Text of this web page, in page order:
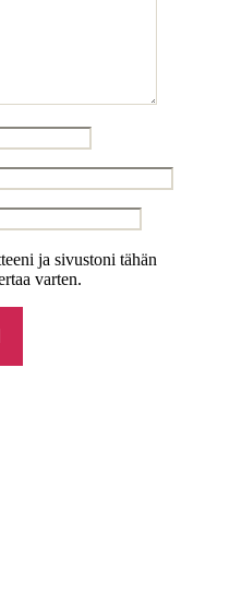
ja sivustoni tähän
varten.